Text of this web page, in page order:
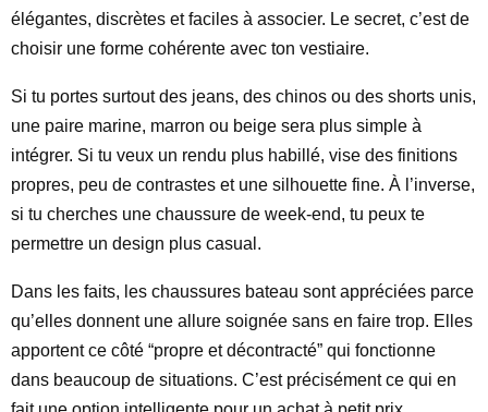
élégantes, discrètes et faciles à associer. Le secret, c’est de
choisir une forme cohérente avec ton vestiaire.
Si tu portes surtout des jeans, des chinos ou des shorts unis,
une paire marine, marron ou beige sera plus simple à
intégrer. Si tu veux un rendu plus habillé, vise des finitions
propres, peu de contrastes et une silhouette fine. À l’inverse,
si tu cherches une chaussure de week-end, tu peux te
permettre un design plus casual.
Dans les faits, les chaussures bateau sont appréciées parce
qu’elles donnent une allure soignée sans en faire trop. Elles
apportent ce côté “propre et décontracté” qui fonctionne
dans beaucoup de situations. C’est précisément ce qui en